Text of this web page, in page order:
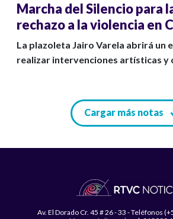
Marcha del Silencio para
rechazo a la violencia en
La plazoleta Jairo Varela abrirá un
realizar intervenciones artísticas y
Cargar más notas
Av. El Dorado Cr. 45 # 26 - 33 - Teléfonos